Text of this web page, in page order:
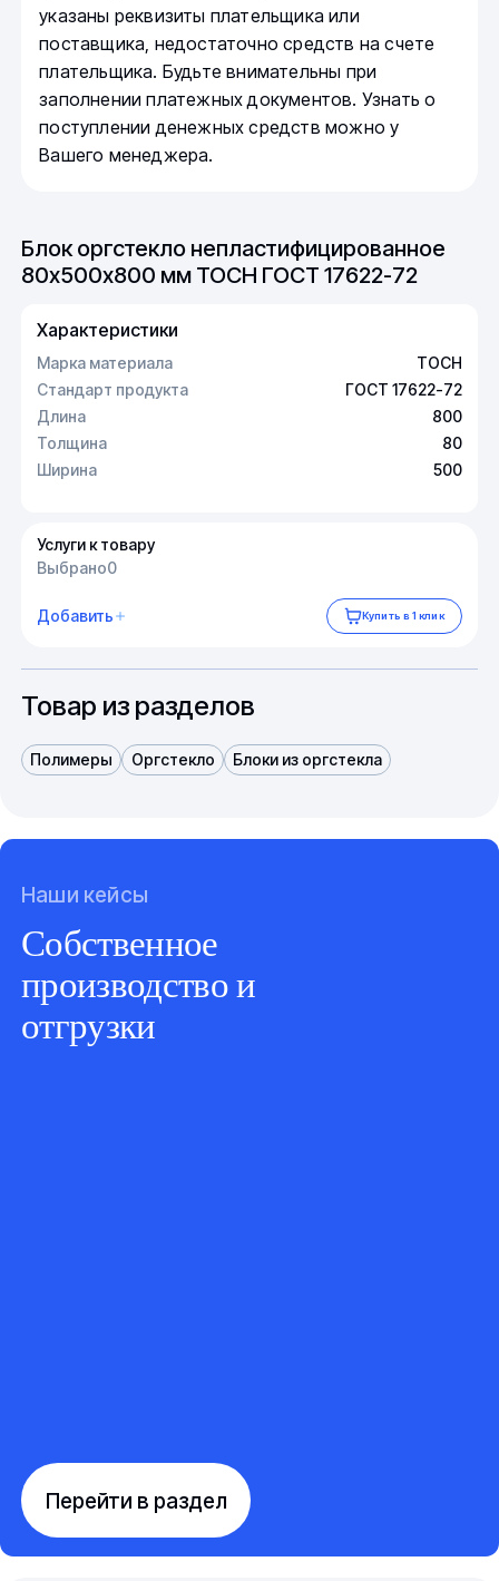
указаны реквизиты плательщика или
поставщика, недостаточно средств на счете
плательщика. Будьте внимательны при
заполнении платежных документов. Узнать о
поступлении денежных средств можно у
Вашего менеджера.
Блок оргстекло непластифицированное
80х500х800 мм ТОСН ГОСТ 17622-72
Характеристики
Марка материала
ТОСН
Стандарт продукта
ГОСТ 17622-72
Длина
800
Толщина
80
Ширина
500
Услуги к товару
Выбрано0
Добавить Купить в 1 клик
Товар из разделов
Полимеры Оргстекло Блоки из оргстекла
Наши кейсы
Собственное
производство и
отгрузки
Перейти в раздел